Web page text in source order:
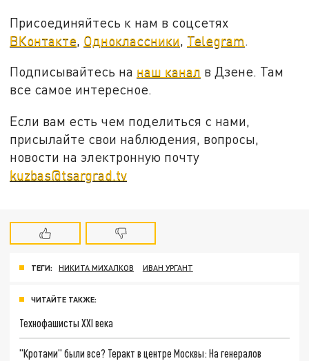
Присоединяйтесь к нам в соцсетях
ВКонтакте, Одноклассники, Telegram.
Подписывайтесь на наш канал в Дзене. Там
все самое интересное.
Если вам есть чем поделиться с нами,
присылайте свои наблюдения, вопросы,
новости на электронную почту
kuzbas@tsargrad.tv
ТЕГИ: НИКИТА МИХАЛКОВ ИВАН УРГАНТ
ЧИТАЙТЕ ТАКЖЕ:
Технофашисты XXI века
"Кротами" были все? Теракт в центре Москвы: На генералов